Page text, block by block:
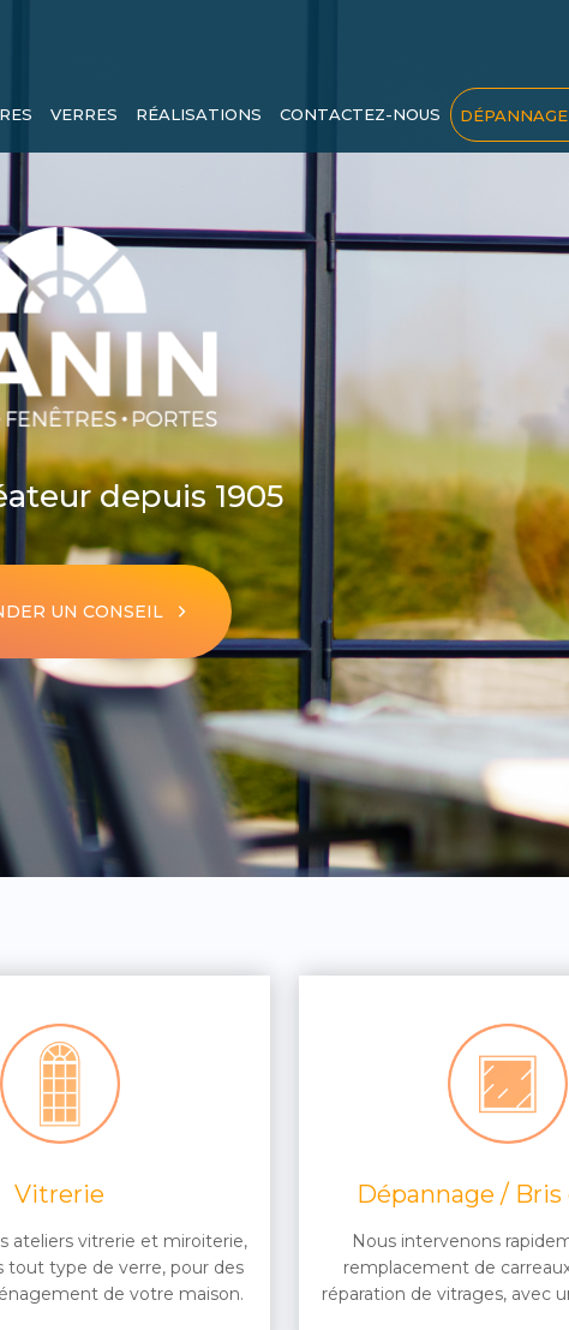
VERRES RÉALISATIONS CONTACTEZ-NOUS
depuis 1905
UN CONSEIL
Vitrerie
ateliers vitrerie et miroiterie,
tout type de verre, pour des
de votre maison.
Dépannage /
Nous intervenons
remplacement de
réparation de vitrages, avec